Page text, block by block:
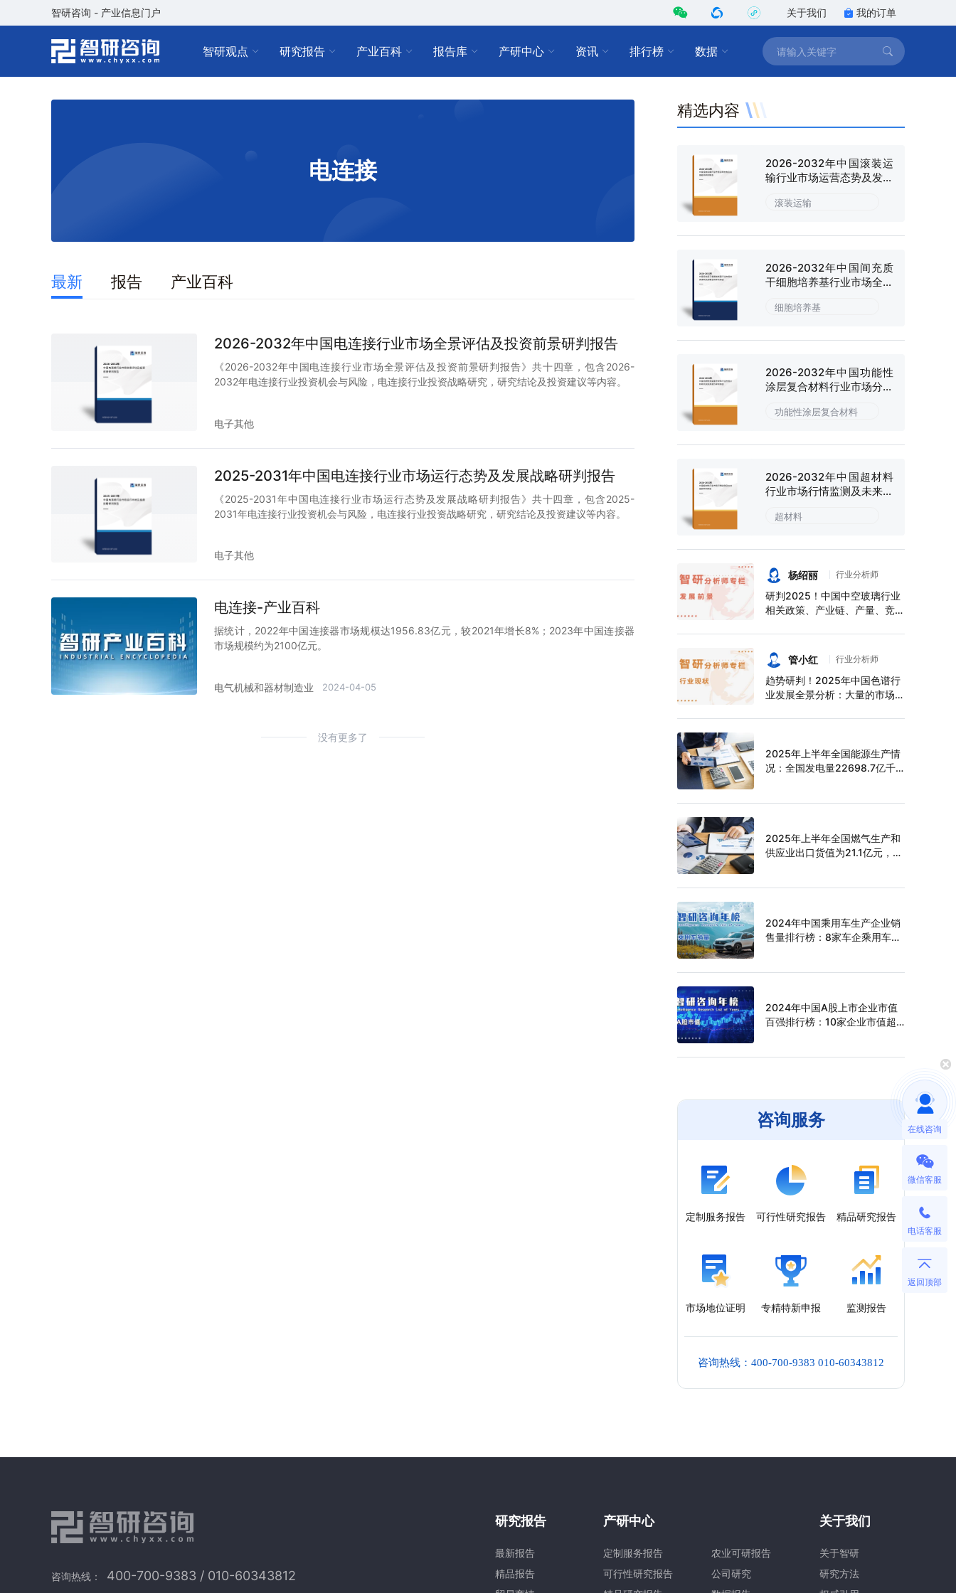
智研咨询 - 产业信息门户 关于我们 我的订单
智研观点 研究报告 产业百科 报告库 产研中心 资讯 排行榜 数据
电连接
最新 报告 产业百科
2026-2032年中国电连接行业市场全景评估及投资前景研判报告
《2026-2032年中国电连接行业市场全景评估及投资前景研判报告》共十四章，包含2026-
2032年电连接行业投资机会与风险，电连接行业投资战略研究，研究结论及投资建议等内容。
电子其他
2025-2031年中国电连接行业市场运行态势及发展战略研判报告
《2025-2031年中国电连接行业市场运行态势及发展战略研判报告》共十四章，包含2025-
2031年电连接行业投资机会与风险，电连接行业投资战略研究，研究结论及投资建议等内容。
电子其他
电连接-产业百科
据统计，2022年中国连接器市场规模达1956.83亿元，较2021年增长8%；2023年中国连接器
市场规模约为2100亿元。
电气机械和器材制造业 2024-04-05
没有更多了
精选内容
2026-2032年中国滚装运
输行业市场运营态势及发展
滚装运输
2026-2032年中国间充质
干细胞培养基行业市场全景
细胞培养基
2026-2032年中国功能性
涂层复合材料行业市场分析
功能性涂层复合材料
2026-2032年中国超材料
行业市场行情监测及未来趋
超材料
杨绍丽 行业分析师
研判2025！中国中空玻璃行业
相关政策、产业链、产量、竞争
持续增长，上半年中空玻璃产量
达6124万平方米[图]
管小红 行业分析师
趋势研判！2025年中国色谱行
业发展全景分析：大量的市场需
规模不断扩大，进口替代趋势明
2025年上半年全国能源生产情
况：全国发电量22698.7亿千
2025年上半年全国燃气生产和
供应业出口货值为21.1亿元，累
2024年中国乘用车生产企业销
售量排行榜：8家车企乘用车销
2024年中国A股上市企业市值
百强排行榜：10家企业市值超
咨询服务
定制服务报告 可行性研究报告 精品研究报告
市场地位证明 专精特新申报 监测报告
咨询热线：400-700-9383 010-60343812
在线咨询
微信客服
电话客服
返回顶部
咨询热线：
400-700-9383 / 010-60343812
研究报告
最新报告
精品报告
产研中心
定制服务报告
可行性研究报告
农业可研报告
公司研究
关于我们
关于智研
研究方法